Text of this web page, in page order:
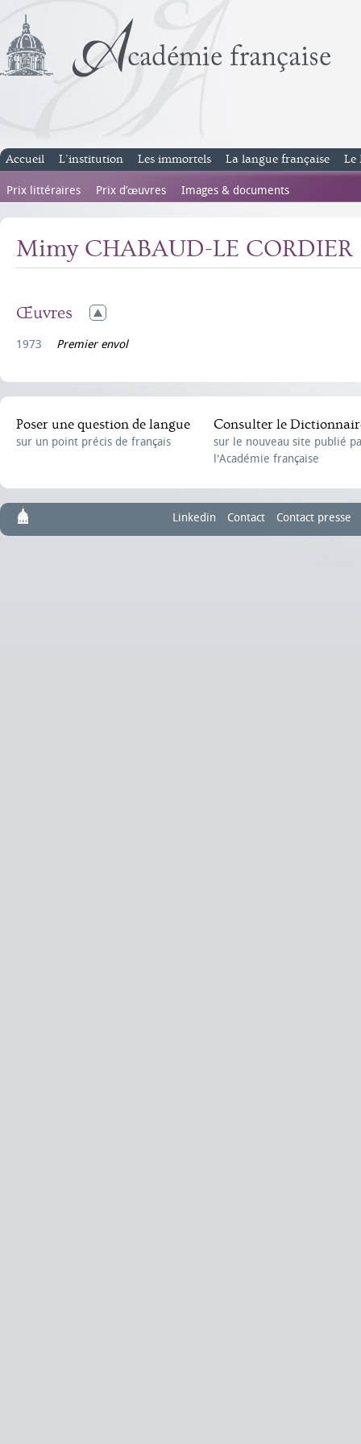
Accueil L’institution Les immortels La langue française Le
Prix littéraires Prix d’œuvres Images & documents
Mimy CHABAUD-LE CORDIER
Œuvres
1973 Premier envol
Poser une question de langue
sur un point précis de français
Consulter le
sur le nouveau site publié
l'Académie française
Linkedin Contact Contact presse